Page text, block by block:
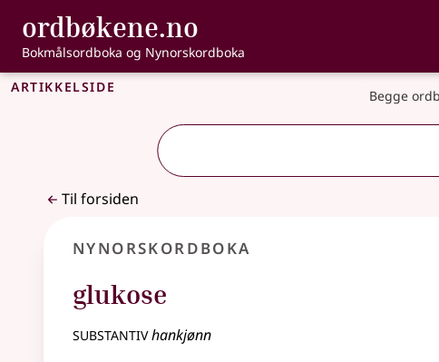
Gå til hovedinnhold
Tilgjengelighet
ordbøkene.no ,
Bokmålsordboka og Nynorskordboka
Artikkelside Begge
Til forsiden
Nynorskordboka
glukose
substantivhankjønn